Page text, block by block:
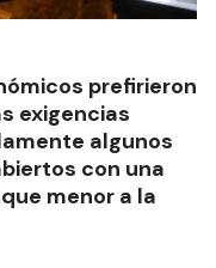
prefirieron
exigencias
algunos
con una
menor a la